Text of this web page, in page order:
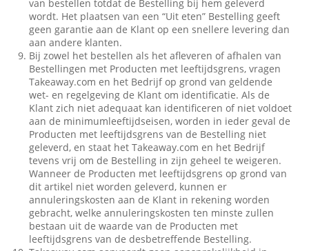
van bestellen totdat de Bestelling bij hem geleverd
wordt. Het plaatsen van een “Uit eten” Bestelling geeft
geen garantie aan de Klant op een snellere levering dan
aan andere klanten.
Bij zowel het bestellen als het afleveren of afhalen van
Bestellingen met Producten met leeftijdsgrens, vragen
Takeaway.com en het Bedrijf op grond van geldende
wet- en regelgeving de Klant om identificatie. Als de
Klant zich niet adequaat kan identificeren of niet voldoet
aan de minimumleeftijdseisen, worden in ieder geval de
Producten met leeftijdsgrens van de Bestelling niet
geleverd, en staat het Takeaway.com en het Bedrijf
tevens vrij om de Bestelling in zijn geheel te weigeren.
Wanneer de Producten met leeftijdsgrens op grond van
dit artikel niet worden geleverd, kunnen er
annuleringskosten aan de Klant in rekening worden
gebracht, welke annuleringskosten ten minste zullen
bestaan uit de waarde van de Producten met
leeftijdsgrens van de desbetreffende Bestelling.